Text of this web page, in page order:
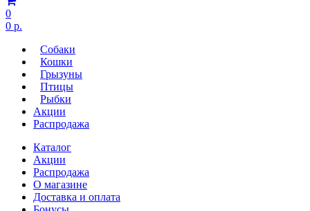
0
0 р.
Собаки
Кошки
Грызуны
Птицы
Рыбки
Акции
Распродажа
Каталог
Акции
Распродажа
О магазине
Доставка и оплата